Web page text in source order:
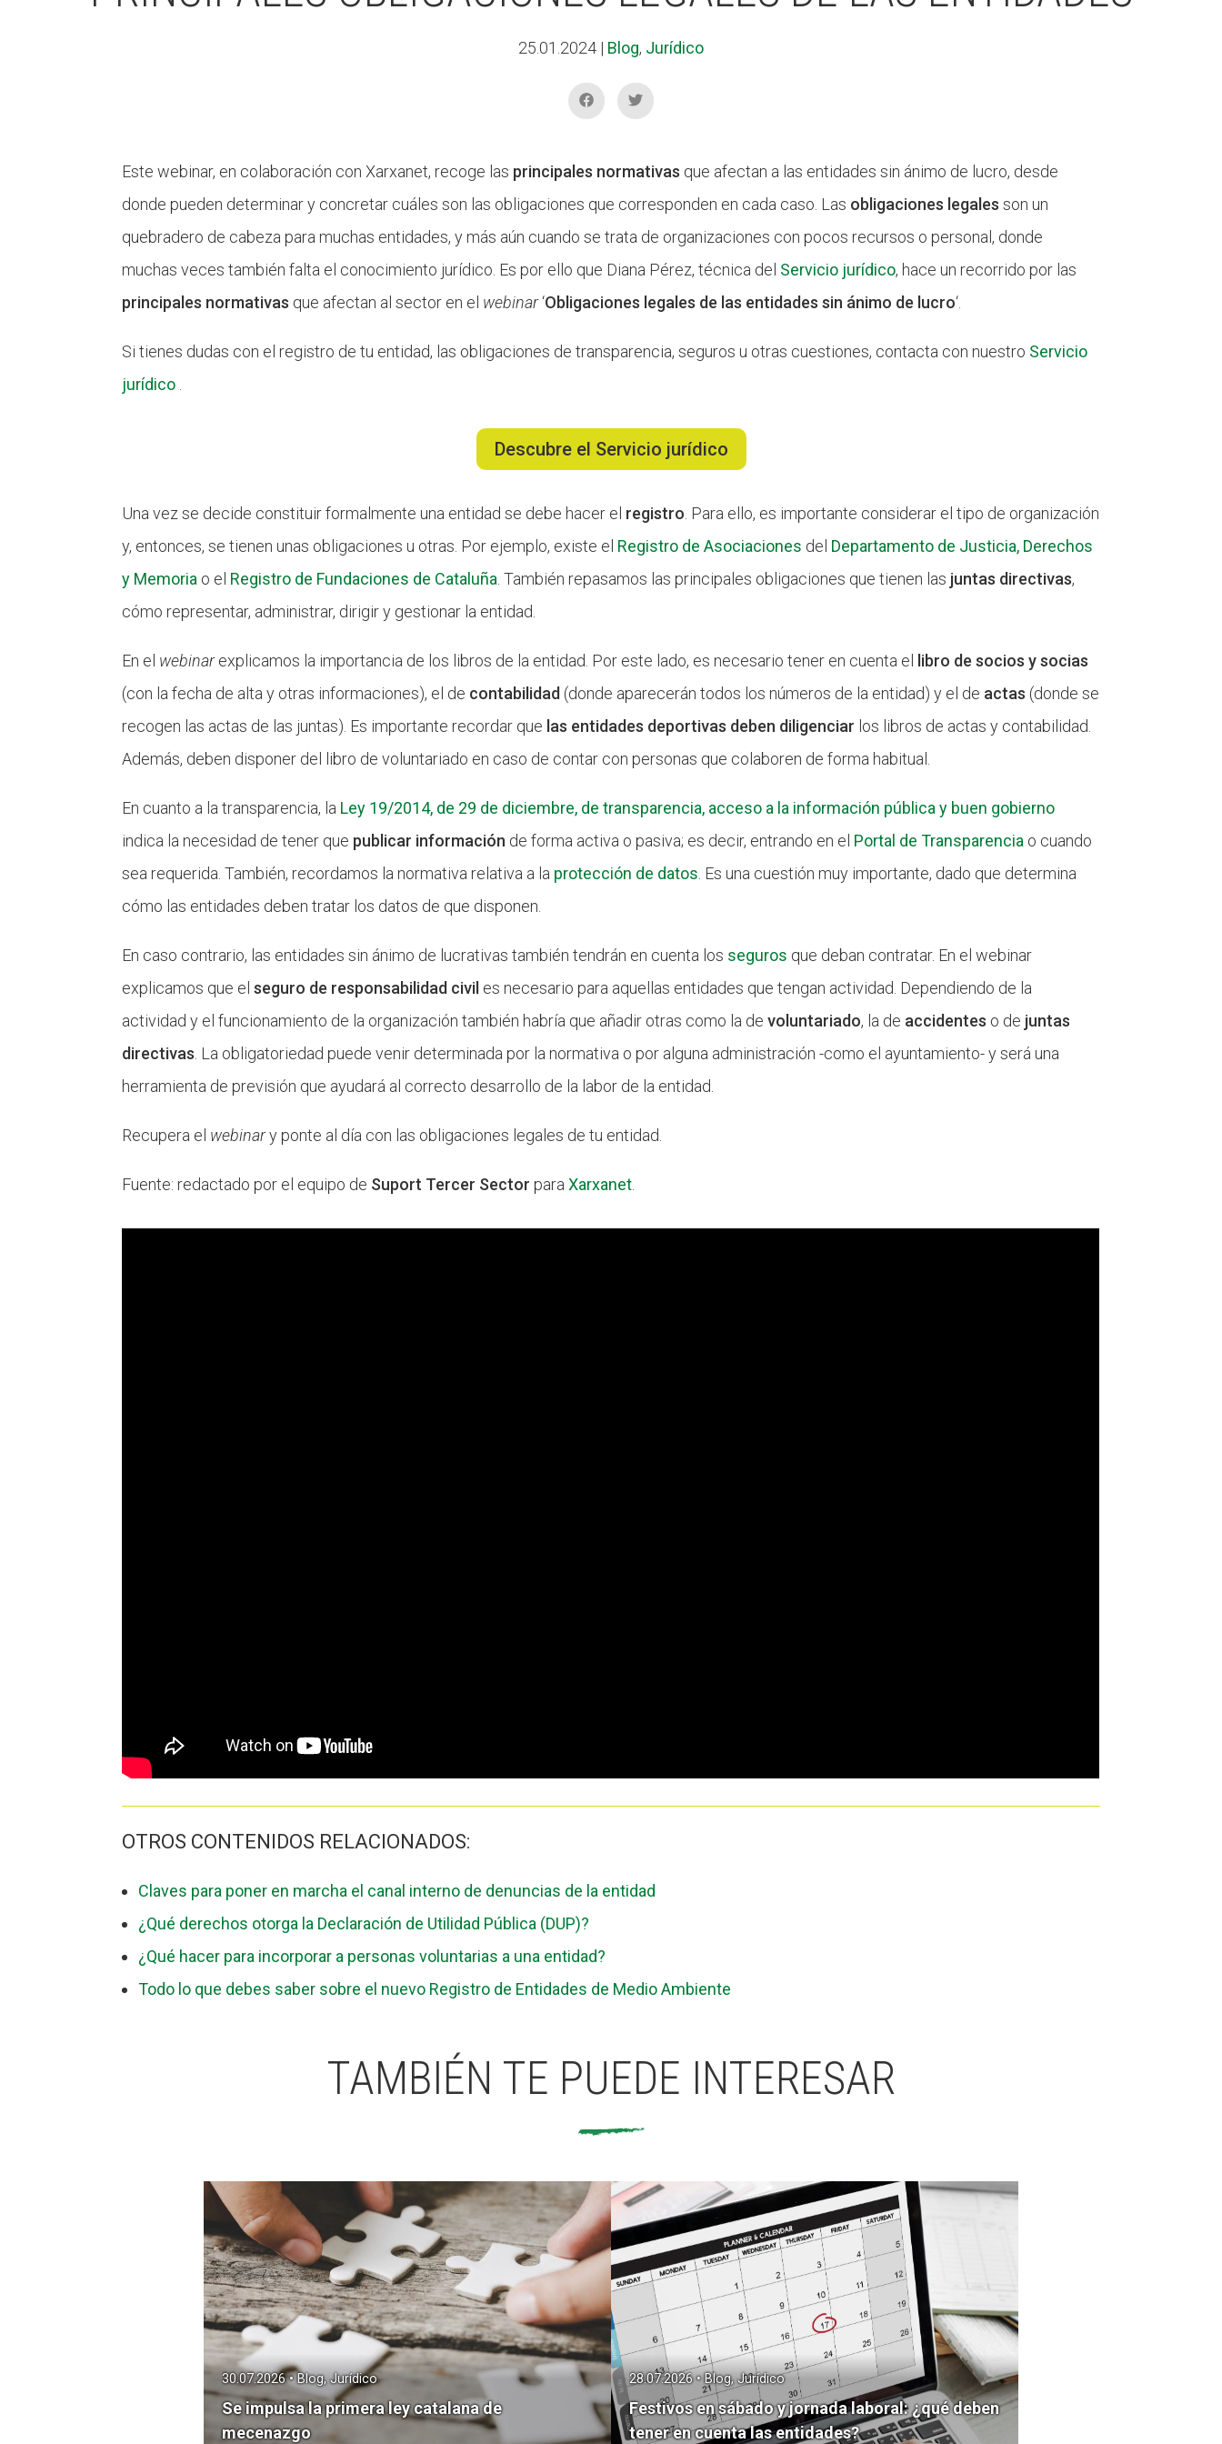
25.01.2024 | Blog, Jurídico
Este webinar, en colaboración con Xarxanet, recoge las principales normativas que afectan a las entidades sin ánimo de lucro, desde
donde pueden determinar y concretar cuáles son las obligaciones que corresponden en cada caso. Las obligaciones legales son un
quebradero de cabeza para muchas entidades, y más aún cuando se trata de organizaciones con pocos recursos o personal, donde
muchas veces también falta el conocimiento jurídico. Es por ello que Diana Pérez, técnica del Servicio jurídico, hace un recorrido por las
principales normativas que afectan al sector en el webinar‘Obligaciones legales de las entidades sin ánimo de lucro‘.
Si tienes dudas con el registro de tu entidad, las obligaciones de transparencia, seguros u otras cuestiones, contacta con nuestro Servicio
jurídico
Descubre el Servicio jurídico
Una vez se decide constituir formalmente una entidad se debe hacer el registro . Para ello, es importante considerar el tipo de organización
y, entonces, se tienen unas obligaciones u otras. Por ejemplo, existe el Registro de Asociaciones del Departamento de Justicia, Derechos
y Memoria o el Registro de Fundaciones de Cataluña . También repasamos las principales obligaciones que tienen las juntas directivas,
cómo representar, administrar, dirigir y gestionar la entidad.
En el webinarexplicamos la importancia de los libros de la entidad. Por este lado, es necesario tener en cuenta el
libro de socios y socias
(con la fecha de alta y otras informaciones), el de contabilidad (donde aparecerán todos los números de la entidad) y el de actas (donde se
recogen las actas de las juntas). Es importante recordar que las entidades deportivas deben diligenciar los libros de actas y contabilidad.
Además, deben disponer del libro de voluntariado en caso de contar con personas que colaboren de forma habitual.
En cuanto a la transparencia, la Ley 19/2014, de 29 de diciembre, de transparencia, acceso a la información pública y buen gobierno
indica la necesidad de tener que publicar información de forma activa o pasiva; es decir, entrando en el Portal de Transparencia o cuando
sea requerida. También, recordamos la normativa relativa a la protección de datos . Es una cuestión muy importante, dado que determina
cómo las entidades deben tratar los datos de que disponen.
En caso contrario, las entidades sin ánimo de lucrativas también tendrán en cuenta los seguros que deban contratar. En el webinar
explicamos que elseguro de responsabilidad civil es necesario para aquellas entidades que tengan actividad. Dependiendo de la
actividad y el funcionamiento de la organización también habría que añadir otras como la devoluntariado, la de accidentes o de juntas
directivas . La obligatoriedad puede venir determinada por la normativa o por alguna administración -como el ayuntamiento- y será una
herramienta de previsión que ayudará al correcto desarrollo de la labor de la entidad.
Recupera el webinary ponte al día con las obligaciones legales de tu entidad.
Fuente: redactado por el equipo de Suport Tercer Sector paraXarxanet
OTROS CONTENIDOS RELACIONADOS:
Claves para poner en marcha el canal interno de denuncias de la entidad
¿Qué derechos otorga la Declaración de Utilidad Pública (DUP)?
¿Qué hacer para incorporar a personas voluntarias a una entidad?
Todo lo que debes saber sobre el nuevo Registro de Entidades de Medio Ambiente
TAMBIÉN TE PUEDE INTERESAR
Se impulsa la primera ley catalana de
mecenazgo
30.07.2026 • Blog, Jurídico
Festivos en sábado y jornada laboral: ¿qué deben
tener en cuenta las entidades?
28.07.2026 • Blog, Jurídico